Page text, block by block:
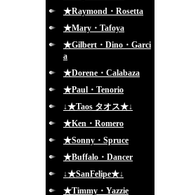
★Raymond・Rosetta
★Mary・Tafoya
★Gilbert・Dino・Garci
a
★Dorene・Calabaza
★Paul・Tenorio
↓★Taos タオス★↓
★Ken・Romero
★Sonny・Spruce
★Buffalo・Dancer
↓★SanFelipe★↓
★Timmy・Yazzie